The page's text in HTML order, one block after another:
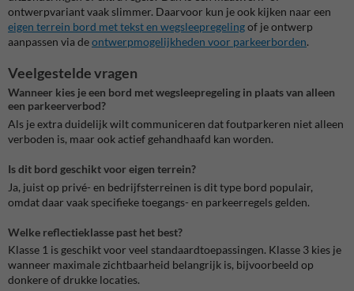
ontwerpvariant vaak slimmer. Daarvoor kun je ook kijken naar een
eigen terrein bord met tekst en wegsleepregelingof je ontwerp
aanpassen via deontwerpmogelijkheden voor parkeerborden.
Veelgestelde vragen
Wanneer kies je een bord met wegsleepregeling in plaats van alleen
een parkeerverbod?
Als je extra duidelijk wilt communiceren dat foutparkeren niet alleen
verboden is, maar ook actief gehandhaafd kan worden.
Is dit bord geschikt voor eigen terrein?
Ja, juist op privé- en bedrijfsterreinen is dit type bord populair,
omdat daar vaak specifieke toegangs- en parkeerregels gelden.
Welke reflectieklasse past het best?
Klasse 1 is geschikt voor veel standaardtoepassingen. Klasse 3 kies je
wanneer maximale zichtbaarheid belangrijk is, bijvoorbeeld op
donkere of drukke locaties.